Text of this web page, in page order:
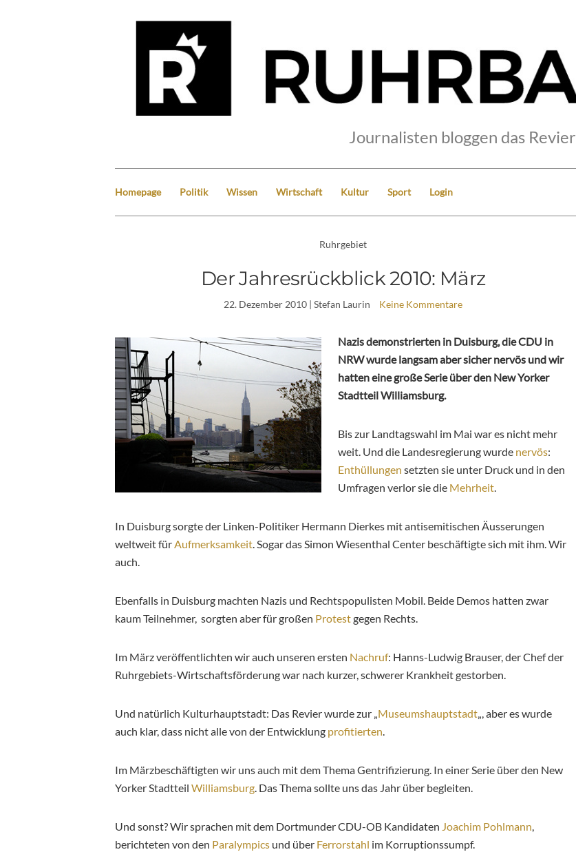
Journalisten bloggen das Revier
Homepage Politik Wissen Wirtschaft Kultur Sport Login
Ruhrgebiet
Der Jahresrückblick 2010: März
22. Dezember 2010 | Stefan Laurin Keine Kommentare
Nazis demonstrierten in Duisburg, die CDU in
NRW wurde langsam aber sicher nervös und wir
hatten eine große Serie über den New Yorker
Stadtteil Williamsburg.
Bis zur Landtagswahl im Mai war es nicht mehr
weit. Und die Landesregierung wurde nervös:
Enthüllungen setzten sie unter Druck und in den
Umfragen verlor sie die Mehrheit
In Duisburg sorgte der Linken-Politiker Hermann Dierkes mit antisemitischen Äusserungen
weltweit für Aufmerksamkeit . Sogar das Simon Wiesenthal Center beschäftigte sich mit ihm. Wir
auch.
Ebenfalls in Duisburg machten Nazis und Rechtspopulisten Mobil. Beide Demos hatten zwar
kaum Teilnehmer, sorgten aber für großen Protestgegen Rechts.
Im März veröffentlichten wir auch unseren ersten Nachruf: Hanns-Ludwig Brauser, der Chef der
Ruhrgebiets-Wirtschaftsförderung war nach kurzer, schwerer Krankheit gestorben.
Und natürlich Kulturhauptstadt: Das Revier wurde zur „ Museumshauptstadt „, aber es wurde
auch klar, dass nicht alle von der Entwicklung profitierten
Im Märzbeschäftigten wir uns auch mit dem Thema Gentrifizierung. In einer Serie über den New
Yorker Stadtteil Williamsburg . Das Thema sollte uns das Jahr über begleiten.
Und sonst? Wir sprachen mit dem Dortmunder CDU-OB Kandidaten Joachim Pohlmann
berichteten von den Paralympics und über Ferrorstahl im Korruptionssumpf.